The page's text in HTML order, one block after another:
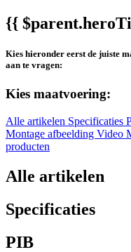
{{
Kies hieronder eerst de juiste
aan te vragen:
Kies maatvoering:
Alle artikelen Specificaties
Montage afbeelding Video
producten
Alle artikelen
Specificaties
PIB